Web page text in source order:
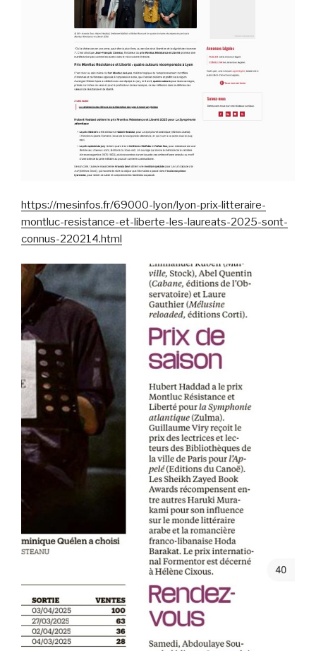
https://mesinfos.fr/69000-lyon/lyon-prix-litteraire-
montluc-resistance-et-liberte-les-laureats-2025-sont-
connus-220214.html